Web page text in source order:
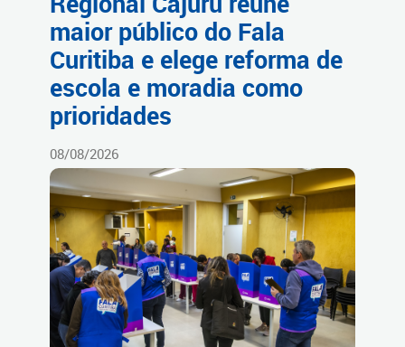
maior público do Fala
Curitiba e elege reforma de
escola e moradia como
prioridades
08/08/2026